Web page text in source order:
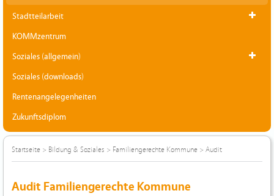
Stadtteilarbeit
KOMMzentrum
Soziales (allgemein)
Soziales (downloads)
Rentenangelegenheiten
Zukunftsdiplom
Startseite > Bildung & Soziales > Familiengerechte Kommune > Audit
Audit Familiengerechte Kommune